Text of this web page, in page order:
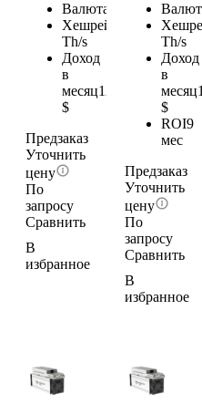
Валюта
Хешрейт
Th/s
Доход
в
месяц121.8
$
Предзаказ
Уточнить
цену
По
запросу
Сравнить
В
избранное
Th/s
Доход
в
месяц
$
ROI9
мес
Предзаказ
Уточнить
цену
По
запросу
Сравнить
В
избранное